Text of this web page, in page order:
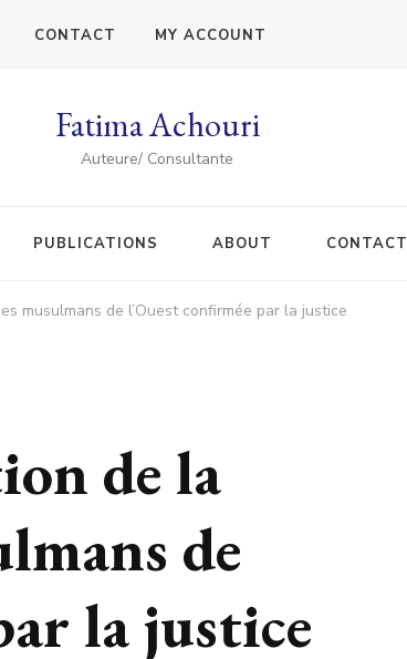
CONTACT MY ACCOUNT
Fatima Achouri
Auteure/ Consultante
PUBLICATIONS ABOUT CONTACT
musulmans de l’Ouest confirmée par la justice
de la
de
la justice